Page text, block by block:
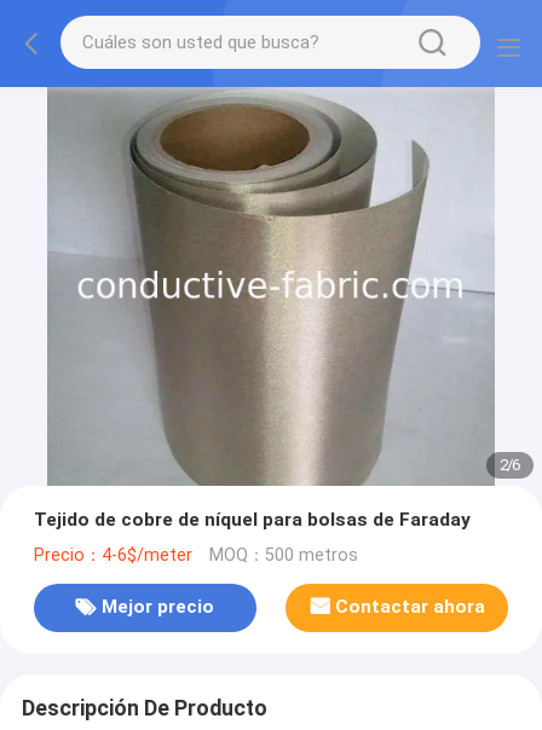
2/6
Tejido de cobre de níquel para bolsas de Faraday
Precio：4-6$/meter MOQ：500 metros
Mejor precio Contactar ahora
Descripción De Producto